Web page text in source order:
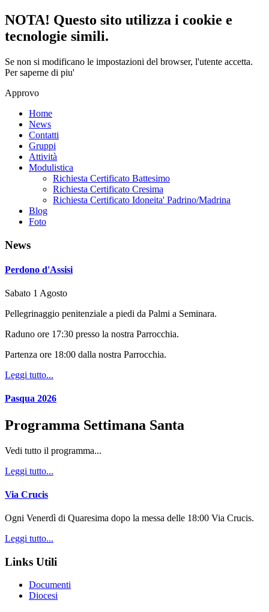
NOTA! Questo sito utilizza i cookie e
tecnologie simili.
Se non si modificano le impostazioni del browser, l'utente accetta.
Per saperne di piu'
Approvo
Home
News
Contatti
Gruppi
Attività
Modulistica
Richiesta Certificato Battesimo
Richiesta Certificato Cresima
Richiesta Certificato Idoneita' Padrino/Madrina
Blog
Foto
News
Perdono d'Assisi
Sabato 1 Agosto
Pellegrinaggio penitenziale a piedi da Palmi a Seminara.
Raduno ore 17:30 presso la nostra Parrocchia.
Partenza ore 18:00 dalla nostra Parrocchia.
Leggi tutto...
Pasqua 2026
Programma Settimana Santa
Vedi tutto il programma...
Leggi tutto...
Via Crucis
Ogni Venerdì di Quaresima dopo la messa delle 18:00 Via Crucis.
Leggi tutto...
Links Utili
Documenti
Diocesi